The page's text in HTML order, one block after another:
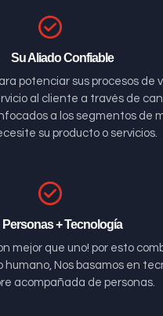
Su Aliado Confiable
potenciar sus procesos de
al cliente a través de
a los segmentos de
su producto o servicios.
Personas + Tecnología
mejor que uno! por esto
humano, Nos basamos en
acompañada de personas.